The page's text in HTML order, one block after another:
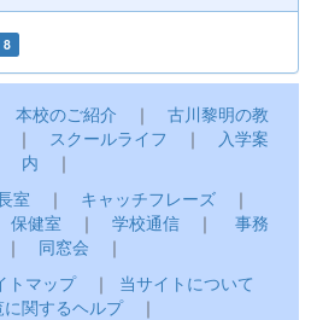
8
本校のご紹介 ｜ 古川黎明の教
｜ スクールライフ ｜
入学案
内 ｜
室 ｜ キャッチフレーズ ｜
保健室 ｜ 学校通信 ｜ 事務
｜ 同窓会 ｜
トマップ｜ 当サイトについて
に関するヘルプ｜